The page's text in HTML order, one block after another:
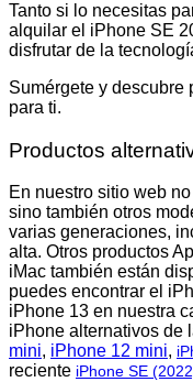
Tanto si lo necesitas
alquilar el iPhone SE
disfrutar de la
Sumérgete y descubre
para ti.
Productos
En nuestro sitio web
sino también otros
varias generaciones,
alta. Otros productos
iMac también están
puedes encontrar el
iPhone 13 en nuestra
iPhone alternativos de
mini, iPhone 12 mini,
reciente iPhone SE